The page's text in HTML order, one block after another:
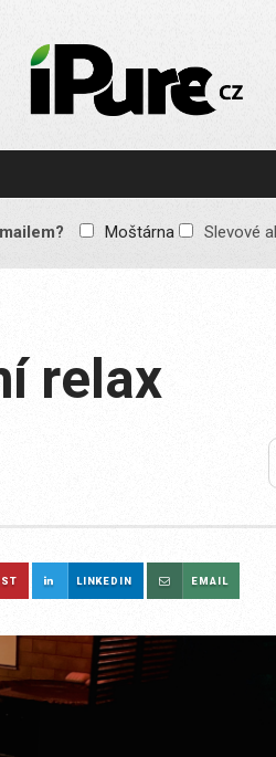
IPURE.CZ
Prémiový Apple e-
reklamy, žádné
obsah pro všechny
Moštárna Slevové
relax
LINKEDIN EMAIL